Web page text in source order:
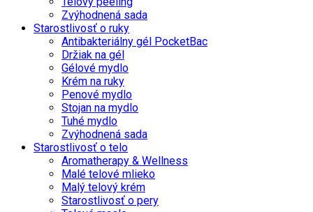
Zvýhodnená sada
Starostlivosť o ruky
Antibakteriálny gél PocketBac
Držiak na gél
Gélové mydlo
Krém na ruky
Penové mydlo
Stojan na mydlo
Tuhé mydlo
Zvýhodnená sada
Starostlivosť o telo
Aromatherapy & Wellness
Malé telové mlieko
Malý telový krém
Starostlivosť o pery